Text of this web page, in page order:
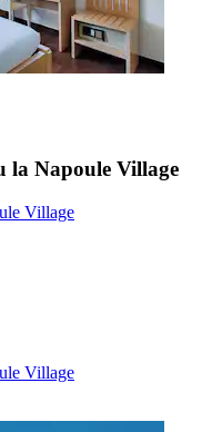
la Napoule Village
Village
Village